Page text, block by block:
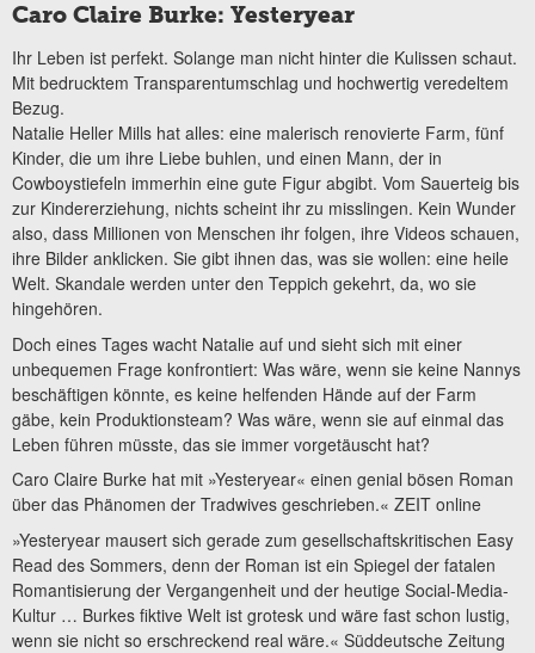
Caro Claire Burke: Yesteryear
Ihr Leben ist perfekt. Solange man nicht hinter die Kulissen schaut.
Mit bedrucktem Transparentumschlag und hochwertig veredeltem
Bezug.
Natalie Heller Mills hat alles: eine malerisch renovierte Farm, fünf
Kinder, die um ihre Liebe buhlen, und einen Mann, der in
Cowboystiefeln immerhin eine gute Figur abgibt. Vom Sauerteig bis
zur Kindererziehung, nichts scheint ihr zu misslingen. Kein Wunder
also, dass Millionen von Menschen ihr folgen, ihre Videos schauen,
ihre Bilder anklicken. Sie gibt ihnen das, was sie wollen: eine heile
Welt. Skandale werden unter den Teppich gekehrt, da, wo sie
hingehören.
Doch eines Tages wacht Natalie auf und sieht sich mit einer
unbequemen Frage konfrontiert: Was wäre, wenn sie keine Nannys
beschäftigen könnte, es keine helfenden Hände auf der Farm
gäbe, kein Produktionsteam? Was wäre, wenn sie auf einmal das
Leben führen müsste, das sie immer vorgetäuscht hat?
Caro Claire Burke hat mit »Yesteryear« einen genial bösen Roman
über das Phänomen der Tradwives geschrieben.« ZEIT online
»Yesteryear mausert sich gerade zum gesellschaftskritischen Easy
Read des Sommers, denn der Roman ist ein Spiegel der fatalen
Romantisierung der Vergangenheit und der heutige Social-Media-
Kultur … Burkes fiktive Welt ist grotesk und wäre fast schon lustig,
wenn sie nicht so erschreckend real wäre.« Süddeutsche Zeitung